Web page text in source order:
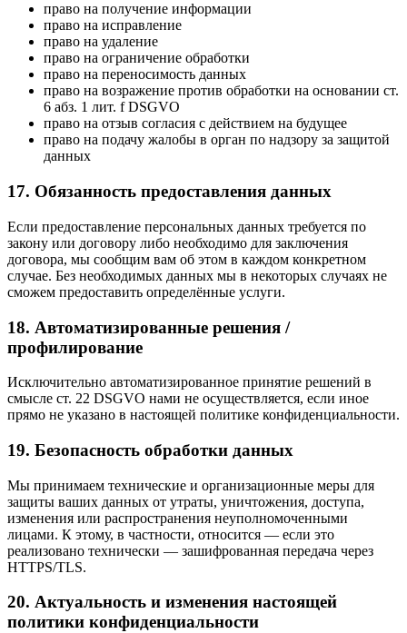
право на получение информации
право на исправление
право на удаление
право на ограничение обработки
право на переносимость данных
право на возражение против обработки на основании ст.
6 абз. 1 лит. f DSGVO
право на отзыв согласия с действием на будущее
право на подачу жалобы в орган по надзору за защитой
данных
17. Обязанность предоставления данных
Если предоставление персональных данных требуется по
закону или договору либо необходимо для заключения
договора, мы сообщим вам об этом в каждом конкретном
случае. Без необходимых данных мы в некоторых случаях не
сможем предоставить определённые услуги.
18. Автоматизированные решения /
профилирование
Исключительно автоматизированное принятие решений в
смысле ст. 22 DSGVO нами не осуществляется, если иное
прямо не указано в настоящей политике конфиденциальности.
19. Безопасность обработки данных
Мы принимаем технические и организационные меры для
защиты ваших данных от утраты, уничтожения, доступа,
изменения или распространения неуполномоченными
лицами. К этому, в частности, относится — если это
реализовано технически — зашифрованная передача через
HTTPS/TLS.
20. Актуальность и изменения настоящей
политики конфиденциальности